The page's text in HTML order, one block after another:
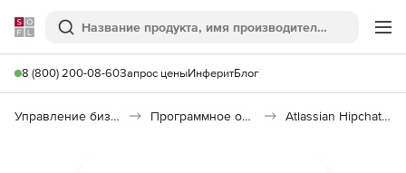
Softline
Поиск
8 (800) 200-08-60Запрос ценыИнферитБлог
Управление бизнесом, CRM/ERP Программное обеспечение для управления бизнесом Atlassian Hipchat Data Center